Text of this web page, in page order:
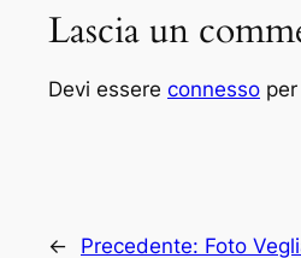
Lascia un
Devi essere connesso
← Precedente: Foto